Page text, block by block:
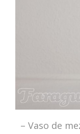
– Vaso de